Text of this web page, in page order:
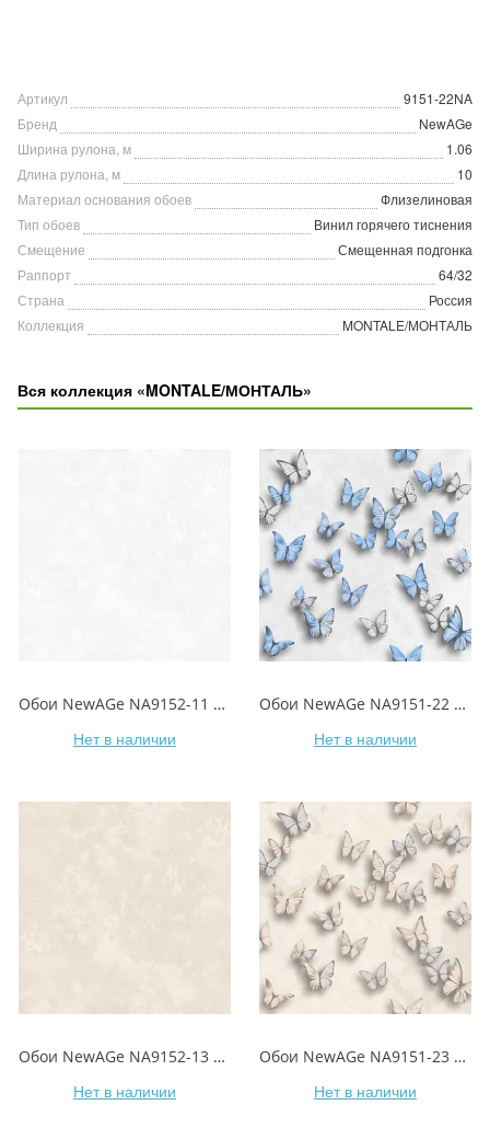
Артикул
9151-22NA
Бренд
NewAGe
Ширина рулона, м
1.06
Длина рулона, м
10
Материал основания обоев
Флизелиновая
Тип обоев
Винил горячего тиснения
Смещение
Смещенная подгонка
Раппорт
64/32
Страна
Россия
Коллекция
MONTALE/МОНТАЛЬ
Вся коллекция «MONTALE/МОНТАЛЬ»
Обои NewAGe NA9152-11 MONTALE/МОНТАЛЬ
Нет в наличии
Обои NewAGe NA9151-22 MONTALE/МОНТАЛЬ
Нет в наличии
Обои NewAGe NA9152-13 MONTALE/МОНТАЛЬ
Нет в наличии
Обои NewAGe NA9151-23 MONTALE/МОНТАЛЬ
Нет в наличии